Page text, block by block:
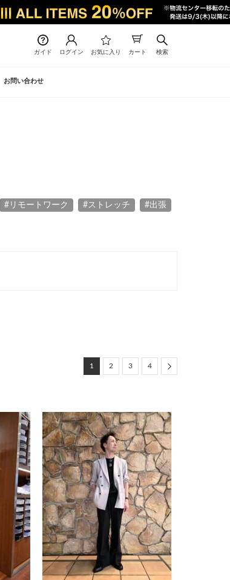
ガイド ログイン お気に入り カート 検索
お問い合わせ
#リモートワーク #ストレッチ #出張
1 2 3 4 Next